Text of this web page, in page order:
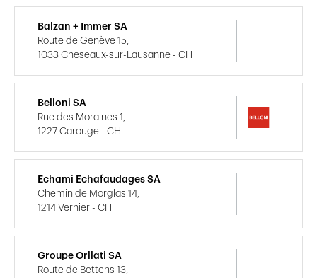
Balzan + Immer SA
Route de Genève 15,
1033 Cheseaux-sur-Lausanne - CH
Belloni SA
Rue des Moraines 1,
1227 Carouge - CH
Echami Echafaudages SA
Chemin de Morglas 14,
1214 Vernier - CH
Groupe Orllati SA
Route de Bettens 13,